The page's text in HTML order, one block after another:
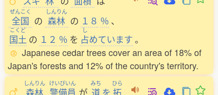
ぜんこく
全国 の
しんりん
森林 の １８ ％ 、
こくど
国土 の １２ ％ を
し
占めています。
Japanese cedar trees cover an area of 18% of
Japan's forests and 12% of the country's territory.
しんりん
森林
けいびいん
警備員 が
みち
道 を
ひら
拓